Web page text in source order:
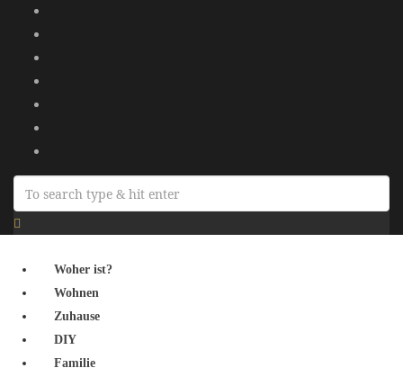
Woher ist?
Wohnen
Zuhause
DIY
Familie